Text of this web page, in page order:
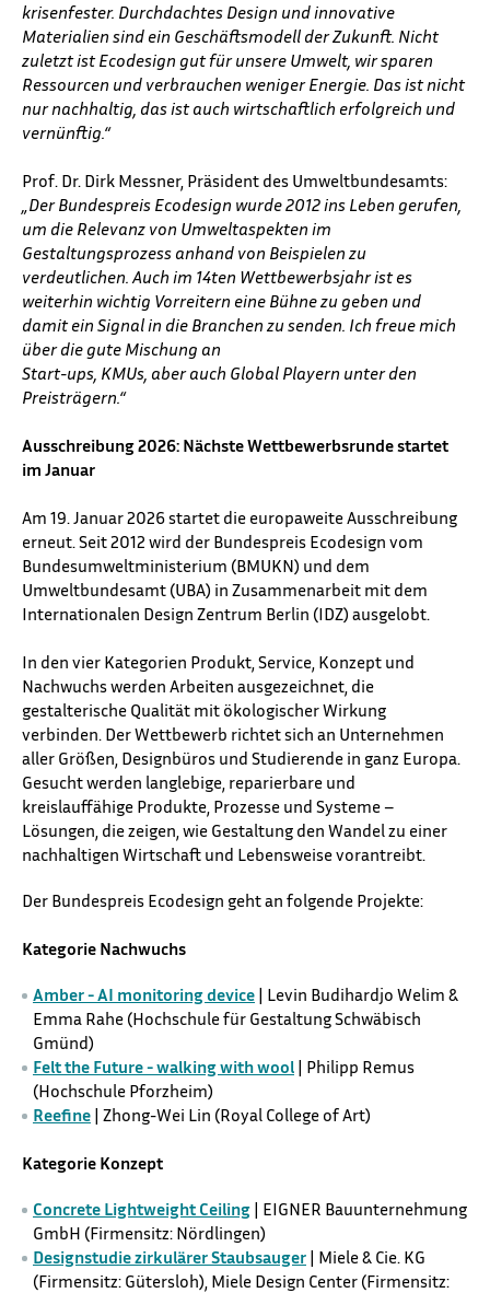
krisenfester. Durchdachtes Design und innovative
Materialien sind ein Geschäftsmodell der Zukunft. Nicht
zuletzt ist Ecodesign gut für unsere Umwelt, wir sparen
Ressourcen und verbrauchen weniger Energie. Das ist nicht
nur nachhaltig, das ist auch wirtschaftlich erfolgreich und
vernünftig.“
Prof. Dr. Dirk Messner, Präsident des Umweltbundesamts:
„Der Bundespreis Ecodesign wurde 2012 ins Leben gerufen,
um die Relevanz von Umweltaspekten im
Gestaltungsprozess anhand von Beispielen zu
verdeutlichen. Auch im 14ten Wettbewerbsjahr ist es
weiterhin wichtig Vorreitern eine Bühne zu geben und
damit ein Signal in die Branchen zu senden. Ich freue mich
über die gute Mischung an
Start-ups, KMUs, aber auch Global Playern unter den
Preisträgern.“
Ausschreibung 2026: Nächste Wettbewerbsrunde startet
im Januar
Am 19. Januar 2026 startet die europaweite Ausschreibung
erneut. Seit 2012 wird der Bundespreis Ecodesign vom
Bundesumweltministerium (BMUKN) und dem
Umweltbundesamt (UBA) in Zusammenarbeit mit dem
Internationalen Design Zentrum Berlin (IDZ) ausgelobt.
In den vier Kategorien Produkt, Service, Konzept und
Nachwuchs werden Arbeiten ausgezeichnet, die
gestalterische Qualität mit ökologischer Wirkung
verbinden. Der Wettbewerb richtet sich an Unternehmen
aller Größen, Designbüros und Studierende in ganz Europa.
Gesucht werden langlebige, reparierbare und
kreislauffähige Produkte, Prozesse und Systeme –
Lösungen, die zeigen, wie Gestaltung den Wandel zu einer
nachhaltigen Wirtschaft und Lebensweise vorantreibt.
Der Bundespreis Ecodesign geht an folgende Projekte:
Kategorie Nachwuchs
Amber - AI monitoring device | Levin Budihardjo Welim &
Emma Rahe (Hochschule für Gestaltung Schwäbisch
Gmünd)
Felt the Future - walking with wool | Philipp Remus
(Hochschule Pforzheim)
Reefine | Zhong-Wei Lin (Royal College of Art)
Kategorie Konzept
Concrete Lightweight Ceiling | EIGNER Bauunternehmung
GmbH (Firmensitz: Nördlingen)
Designstudie zirkulärer Staubsauger | Miele & Cie. KG
(Firmensitz: Gütersloh), Miele Design Center (Firmensitz: